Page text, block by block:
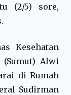
(2/5) sore,
Kesehatan
(Sumut) Alwi
di Rumah
Sudirman